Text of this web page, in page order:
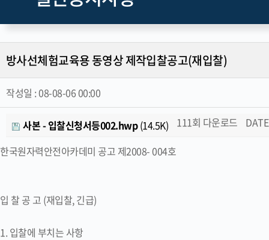
방사선체험교육용 동영상 제작입찰공고(재입찰)
작성일 :08-08-06 00:00
사본 - 입찰신청서등002.hwp(14.5K) 111회 다운로드
한국원자력안전아카데미 공고 제2008- 004호
입 찰 공 고 (재입찰, 긴급)
1. 입찰에 부치는 사항